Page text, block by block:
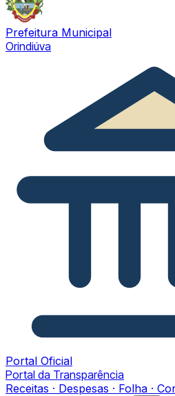
Prefeitura Municipal
Orindiúva
Portal Oficial
Portal da Transparência
Receitas · Despesas · Folha ·